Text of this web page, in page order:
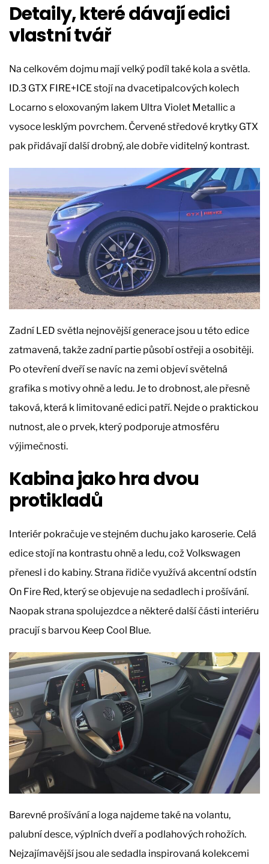
Detaily, které dávají edici
vlastní tvář
Na celkovém dojmu mají velký podíl také kola a světla.
ID.3 GTX FIRE+ICE stojí na dvacetipalcových kolech
Locarno s eloxovaným lakem Ultra Violet Metallic a
vysoce lesklým povrchem. Červené středové krytky GTX
pak přidávají další drobný, ale dobře viditelný kontrast.
Zadní LED světla nejnovější generace jsou u této edice
zatmavená, takže zadní partie působí ostřeji a osobitěji.
Po otevření dveří se navíc na zemi objeví světelná
grafika s motivy ohně a ledu. Je to drobnost, ale přesně
taková, která k limitované edici patří. Nejde o praktickou
nutnost, ale o prvek, který podporuje atmosféru
výjimečnosti.
Kabina jako hra dvou
protikladů
Interiér pokračuje ve stejném duchu jako karoserie. Celá
edice stojí na kontrastu ohně a ledu, což Volkswagen
přenesl i do kabiny. Strana řidiče využívá akcentní odstín
On Fire Red, který se objevuje na sedadlech i prošívání.
Naopak strana spolujezdce a některé další části interiéru
pracují s barvou Keep Cool Blue.
Barevné prošívání a loga najdeme také na volantu,
palubní desce, výplních dveří a podlahových rohožích.
Nejzajímavější jsou ale sedadla inspirovaná kolekcemi